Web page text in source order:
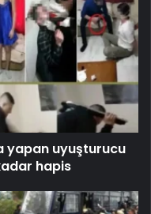
yapan uyuşturucu
hapis